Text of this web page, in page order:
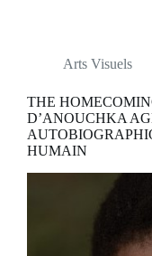
Arts Visuels
THE
D’ANOUCHKA
HUMAIN